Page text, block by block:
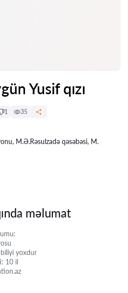
Yusif qızı
1 35
M.Ə.Rəsulzadə qəsəbəsi, M.
məlumat
yoxdur
10 il